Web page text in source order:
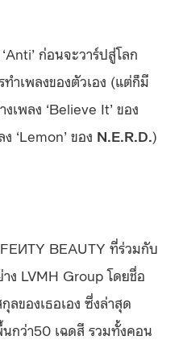
ก่อนจะวาร์ปสู่โลก
ำเพลงของตัวเอง (แต่ก็มี
เพลง ‘Believe It’ ของ
‘Lemon’ ของ N.E.R.D.)
BEAUTY ที่ร่วมกับ
ง LVMH Group โดยชื่อ
ของเธอเอง ซึ่งล่าสุด
กว่า50 เฉดสี รวมทั้งคอน